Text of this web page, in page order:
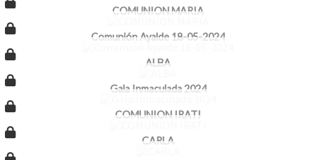
COMUNION MARIA
Comunión Ayalde 18-05-2024
ALBA
Gala Inmaculada 2024
COMUNION IRATI
CARLA